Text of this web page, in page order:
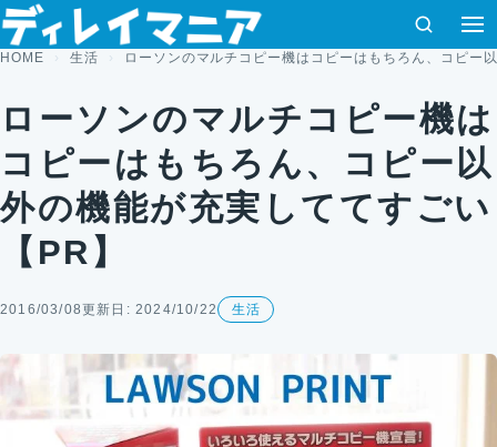
コンテンツへスキップ
検索
HOME 生活 ローソンのマルチコピー機はコピーはもちろん、コピー
ローソンのマルチコピー機は
コピーはもちろん、コピー以
外の機能が充実しててすごい
【PR】
2016/03/08更新日: 2024/10/22 生活